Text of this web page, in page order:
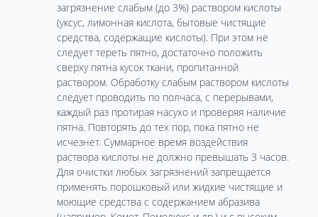
загрязнение слабым (до 3%) раствором кислоты
(уксус, лимонная кислота, бытовые чистящие
средства, содержащие кислоты). При этом не
следует тереть пятно, достаточно положить
сверху пятна кусок ткани, пропитанной
раствором. Обработку слабым раствором кислоты
следует проводить по полчаса, с перерывами,
каждый раз протирая насухо и проверяя наличие
пятна. Повторять до тех пор, пока пятно не
исчезнет. Суммарное время воздействия
раствора кислоты не должно превышать 3 часов.
Для очистки любых загрязнений запрещается
применять порошковый или жидкие чистящие и
моющие средства с содержанием абразива